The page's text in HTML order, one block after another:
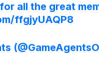
all the great
ffgjyUAQP8